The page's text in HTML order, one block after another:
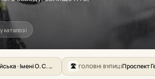
каталозі
Палац Спорту · Армійська · Імені О. С. Масельського · Тракторний завод · Індустріальна 🛣 ГОЛОВНІ ВУЛИЦІ